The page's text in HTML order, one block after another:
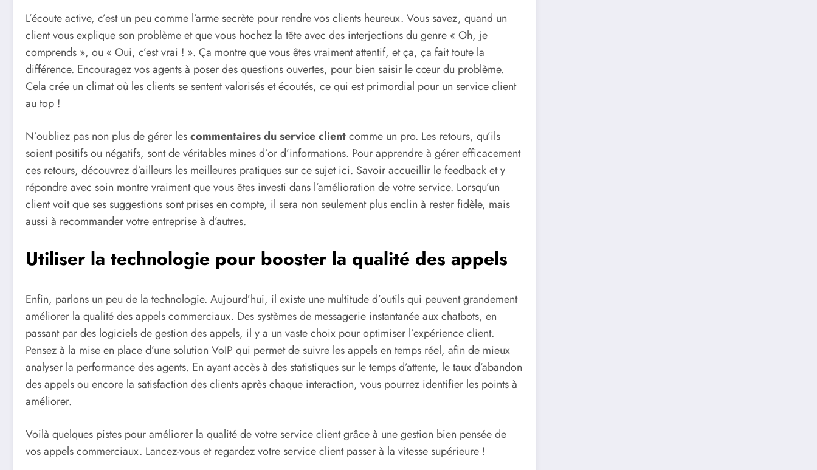
L’écoute active, c’est un peu comme l’arme secrète pour rendre vos clients heureux. Vous savez, quand un
client vous explique son problème et que vous hochez la tête avec des interjections du genre « Oh, je
comprends », ou « Oui, c’est vrai ! ». Ça montre que vous êtes vraiment attentif, et ça, ça fait toute la
différence. Encouragez vos agents à poser des questions ouvertes, pour bien saisir le cœur du problème.
Cela crée un climat où les clients se sentent valorisés et écoutés, ce qui est primordial pour un service client
au top !
N’oubliez pas non plus de gérer lescommentaires du service clientcomme un pro. Les retours, qu’ils
soient positifs ou négatifs, sont de véritables mines d’or d’informations. Pour apprendre à gérer efficacement
ces retours, découvrez d’ailleurs les meilleures pratiques sur ce sujet ici. Savoir accueillir le feedback et y
répondre avec soin montre vraiment que vous êtes investi dans l’amélioration de votre service. Lorsqu’un
client voit que ses suggestions sont prises en compte, il sera non seulement plus enclin à rester fidèle, mais
aussi à recommander votre entreprise à d’autres.
Utiliser la technologie pour booster la qualité des appels
Enfin, parlons un peu de la technologie. Aujourd’hui, il existe une multitude d’outils qui peuvent grandement
améliorer la qualité des appels commerciaux. Des systèmes de messagerie instantanée aux chatbots, en
passant par des logiciels de gestion des appels, il y a un vaste choix pour optimiser l’expérience client.
Pensez à la mise en place d’une solution VoIP qui permet de suivre les appels en temps réel, afin de mieux
analyser la performance des agents. En ayant accès à des statistiques sur le temps d’attente, le taux d’abandon
des appels ou encore la satisfaction des clients après chaque interaction, vous pourrez identifier les points à
améliorer.
Voilà quelques pistes pour améliorer la qualité de votre service client grâce à une gestion bien pensée de
vos appels commerciaux. Lancez-vous et regardez votre service client passer à la vitesse supérieure !